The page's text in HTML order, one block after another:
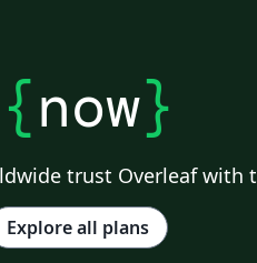
{now}
trust Overleaf with
Explore all plans